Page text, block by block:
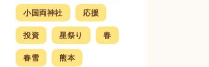
小国両神社 応援
投資 星祭り 春
春雪 熊本